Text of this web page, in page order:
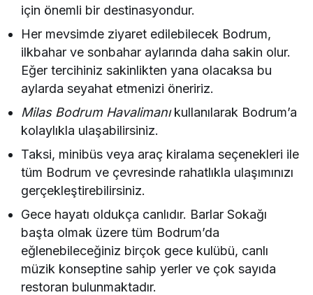
için önemli bir destinasyondur.
Her mevsimde ziyaret edilebilecek Bodrum,
ilkbahar ve sonbahar aylarında daha sakin olur.
Eğer tercihiniz sakinlikten yana olacaksa bu
aylarda seyahat etmenizi öneririz.
Milas Bodrum Havalimanıkullanılarak Bodrum’a
kolaylıkla ulaşabilirsiniz.
Taksi, minibüs veya araç kiralama seçenekleri ile
tüm Bodrum ve çevresinde rahatlıkla ulaşımınızı
gerçekleştirebilirsiniz.
Gece hayatı oldukça canlıdır. Barlar Sokağı
başta olmak üzere tüm Bodrum’da
eğlenebileceğiniz birçok gece kulübü, canlı
müzik konseptine sahip yerler ve çok sayıda
restoran bulunmaktadır.